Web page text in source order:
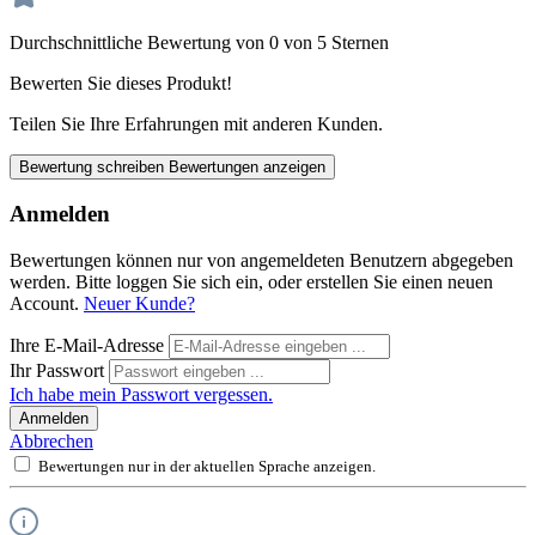
Durchschnittliche Bewertung von 0 von 5 Sternen
Bewerten Sie dieses Produkt!
Teilen Sie Ihre Erfahrungen mit anderen Kunden.
Bewertung schreiben Bewertungen anzeigen
Anmelden
Bewertungen können nur von angemeldeten Benutzern abgegeben
werden. Bitte loggen Sie sich ein, oder erstellen Sie einen neuen
Account. Neuer Kunde?
Ihre E-Mail-Adresse
Ihr Passwort
Ich habe mein Passwort vergessen.
Anmelden
Abbrechen
Bewertungen nur in der aktuellen Sprache anzeigen.